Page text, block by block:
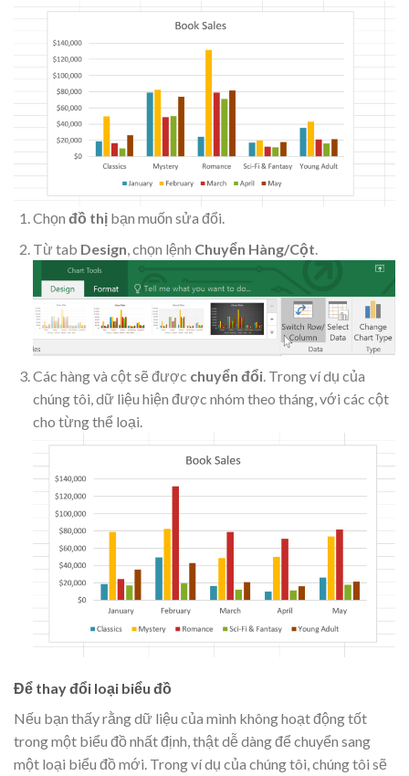
Chọn đồ thịbạn muốn sửa đổi.
Từ tab Design, chọn lệnh Chuyển Hàng/Cột.
Các hàng và cột sẽ được chuyển đổi. Trong ví dụ của
chúng tôi, dữ liệu hiện được nhóm theo tháng, với các cột
cho từng thể loại.
Để thay đổi loại biểu đồ
Nếu bạn thấy rằng dữ liệu của mình không hoạt động tốt
trong một biểu đồ nhất định, thật dễ dàng để chuyển sang
một loại biểu đồ mới. Trong ví dụ của chúng tôi, chúng tôi sẽ